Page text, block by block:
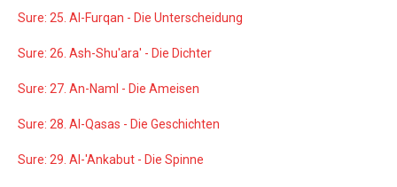
Sure: 25. Al-Furqan - Die Unterscheidung
Sure: 26. Ash-Shu'ara' - Die Dichter
Sure: 27. An-Naml - Die Ameisen
Sure: 28. Al-Qasas - Die Geschichten
Sure: 29. Al-'Ankabut - Die Spinne